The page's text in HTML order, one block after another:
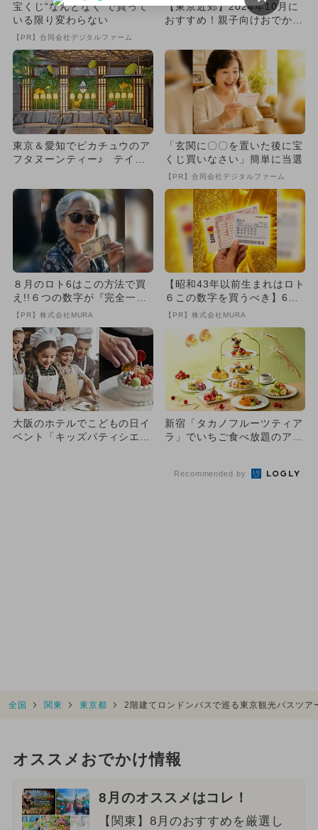
宝くじ“なんとなく”で買って
いる限り変わらない
【PR】合同会社デジタルファーム
【東京近郊】2024年10月に
おすすめ！親子向けおでかけ
東京＆愛知でピカチュウのア
フタヌーンティー♪ テイク
「玄関に〇〇を置いた後に宝
くじ買いなさい」簡単に当選
【PR】合同会社デジタルファーム
８月のロト6はこの方法で買
え!!６つの数字が『完全一
致』する方法
【PR】株式会社MURA
【昭和43年以前生まれはロト
６この数字を買うべき】6つ
の数字が「完全一致」する
【PR】株式会社MURA
大阪のホテルでこどもの日イ
ベント「キッズパティシエ体
新宿「タカノフルーツティア
ラ」でいちご食べ放題のアフ
Recommended by
全国 関東 東京都 2階建てロンドンバスで巡る東京観光バスツ
オススメおでかけ情報
8月のオススメはコレ！
【関東】8月のおすすめを厳選し